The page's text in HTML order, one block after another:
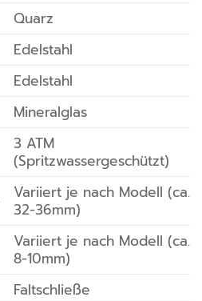
Quarz
Edelstahl
Edelstahl
Mineralglas
3 ATM
(Spritzwassergeschützt)
Variiert je nach Modell (ca.
32-36mm)
Variiert je nach Modell (ca.
8-10mm)
Faltschließe